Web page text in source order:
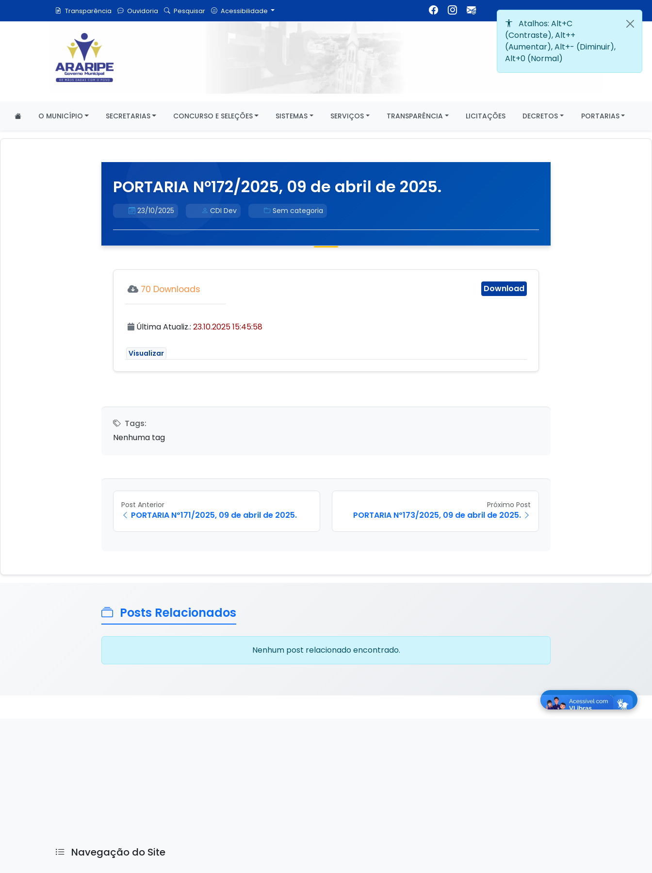
Transparência Ouvidoria Pesquisar Acessibilidade
O MUNICÍPIO SECRETARIAS CONCURSO E SELEÇÕES SISTEMAS SERVIÇOS TRANSPARÊNCIA LICITAÇÕES DECRETOS PORTARIAS
PORTARIA Nº172/2025, 09 de abril de 2025.
23/10/2025 CDI Dev Sem categoria
Download
70 Downloads
Última Atualiz.: 23.10.2025 15:45:58
Visualizar
Tags:
Nenhuma tag
Post Anterior
PORTARIA Nº171/2025, 09 de abril de 2025.
Próximo Post
PORTARIA Nº173/2025, 09 de abril de 2025.
Posts Relacionados
Nenhum post relacionado encontrado.
Navegação do Site